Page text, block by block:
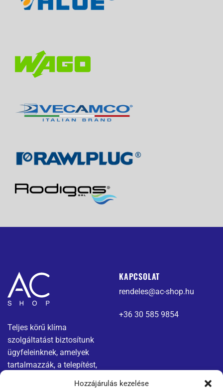
Hozzájárulás kezelése
Teljes körű klíma
szolgáltatást biztosítunk
ügyfeleinknek, amelyek
tartalmazzák, a telepítést,
KAPCSOLAT
rendeles@ac-shop.hu
+36 30 585 9854